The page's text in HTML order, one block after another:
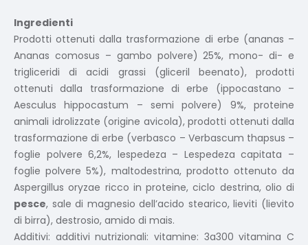
Ingredienti
Prodotti ottenuti dalla trasformazione di erbe (ananas –
Ananas comosus – gambo polvere) 25%, mono- di- e
trigliceridi di acidi grassi (gliceril beenato), prodotti
ottenuti dalla trasformazione di erbe (ippocastano –
Aesculus hippocastum – semi polvere) 9%, proteine
animali idrolizzate (origine avicola), prodotti ottenuti dalla
trasformazione di erbe (verbasco – Verbascum thapsus –
foglie polvere 6,2%, lespedeza – Lespedeza capitata –
foglie polvere 5%), maltodestrina, prodotto ottenuto da
Aspergillus oryzae ricco in proteine, ciclo destrina, olio di
pesce, sale di magnesio dell’acido stearico, lieviti (lievito
di birra), destrosio, amido di mais.
Additivi: additivi nutrizionali: vitamine: 3a300 vitamina C